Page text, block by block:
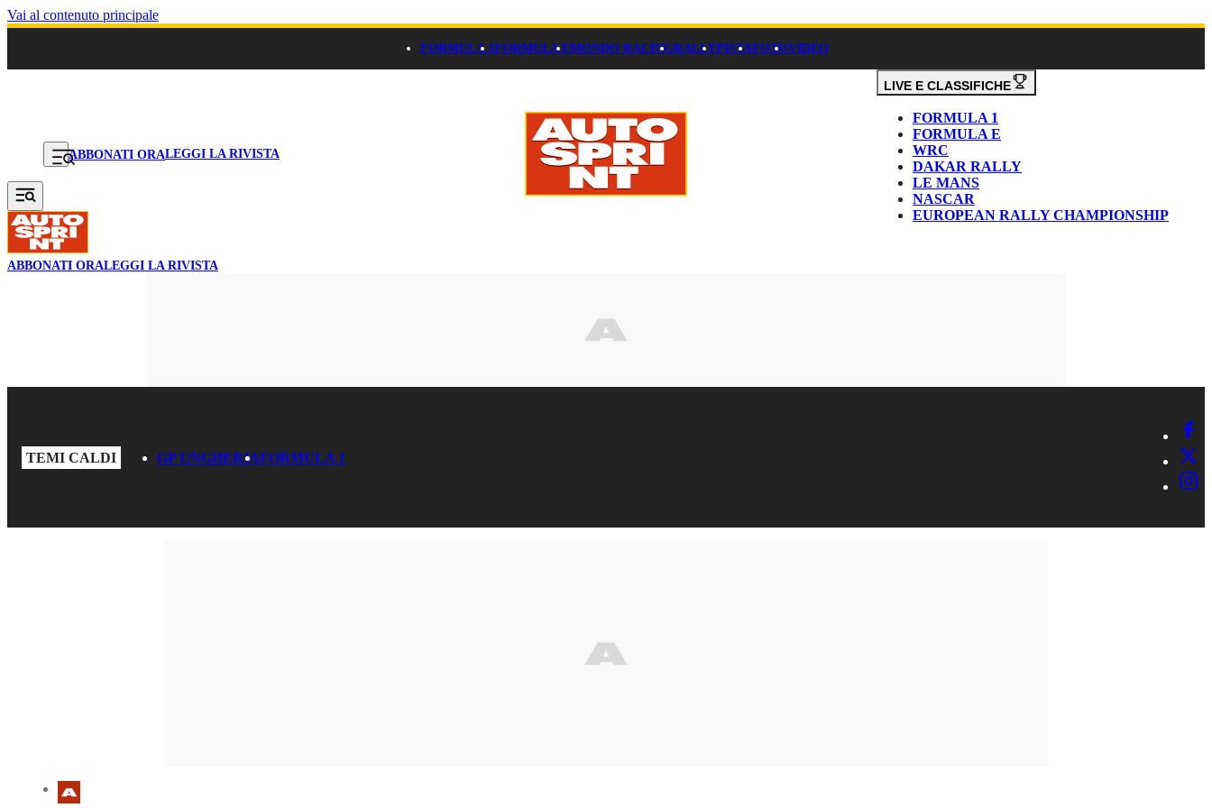
Vai al contenuto principale
FORMULA 1FORMULA EMONDO RACINGRALLYPISTAFOTOVIDEO
ABBONATI ORALEGGI LA RIVISTA
LIVE E CLASSIFICHE
FORMULA 1
FORMULA E
WRC
DAKAR RALLY
LE MANS
NASCAR
EUROPEAN RALLY CHAMPIONSHIP
ABBONATI ORALEGGI LA RIVISTA
TEMI CALDI GP UNGHERIAFORMULA 1